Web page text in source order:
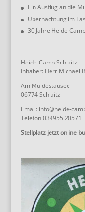
Ein Ausflug an die
Übernachtung im
30 Jahre Heide-
Heide-Camp Schlaitz
Inhaber: Herr Michael
Am Muldestausee
06774 Schlaitz
Email: info@heide-
Telefon 034955 20571
Stellplatz jetzt online